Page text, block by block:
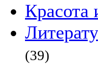
Красота
(39)